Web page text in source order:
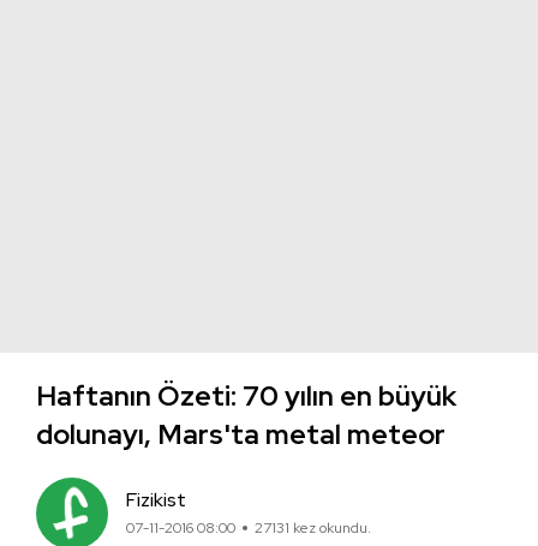
Haftanın Özeti: 70 yılın en büyük
dolunayı, Mars'ta metal meteor
Fizikist
07-11-2016 08:00 27131 kez okundu.